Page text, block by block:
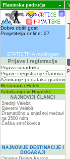
Planinska područja
Dobro došli gost
Posjetitelja online: 27
STATISTIKA modlogan
Prijave i registracije
Prijava suradnika
Prijave i registracije članova
Ažuriranje podataka gradovi
Restorani i Hoteli
Autokampovi Hrvatske
NAJNOVIJI ČLANCI
Srednji Velebit
Sjeverni Velebit
Dramatično u snježnoj mećavi
na 2500 ndm
Češka smrčkovica
NAJNOVIJE DESTINACIJE I
DOGAĐAJI